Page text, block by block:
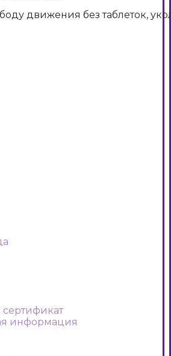
движения без таблеток,
информация